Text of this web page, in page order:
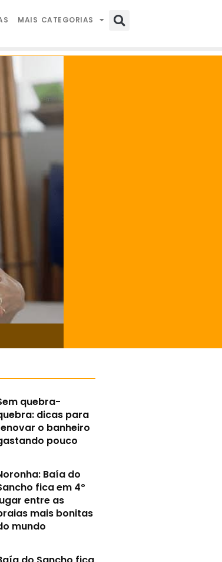
MAIS CATEGORIAS
quebra-
dicas para
o banheiro
pouco
Baía do
fica em 4º
entre as
mais bonitas
mundo